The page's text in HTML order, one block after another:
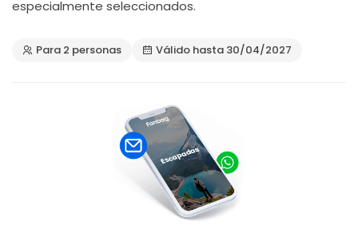
especialmente seleccionados.
Para 2 personas Válido hasta 30/04/2027